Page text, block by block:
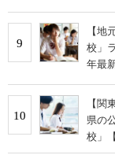
9
【地
校」
年最
10
【関
県の
校」